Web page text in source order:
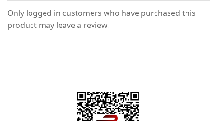
Only logged in customers who have purchased this
product may leave a review.